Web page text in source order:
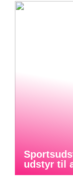
udstyr til